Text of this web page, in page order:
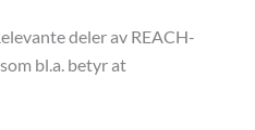
deler av REACH-
bl.a. betyr at